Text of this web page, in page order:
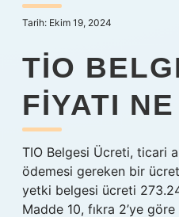
Yasal Uyarı
Tarih: Ekim 19, 2024
TIO
FIYATI
TIO Belgesi Ücreti, ticari
ödemesi gereken bir
yetki belgesi ücreti
Madde 10, fıkra 2’ye